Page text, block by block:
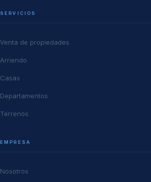
SERVICIOS
Venta de propiedades
Arriendo
Casas
Departamentos
Terrenos
EMPRESA
Nosotros